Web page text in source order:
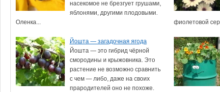
насекомое не брезгует грушами,
яблонями, другими плодовыми.
Оленка...
фиолетовой
Йошта — загадочная ягода
Йошта — это гибрид чёрной
смородины и крыжовника. Это
растение не возможно сравнить
с чем — либо, даже на своих
прародителей оно не похоже.